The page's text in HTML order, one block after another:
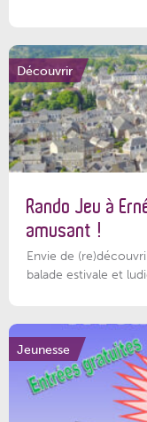
Découvrir
Rando Jeu à
amusant !
Envie de
balade estivale et
Jeunesse